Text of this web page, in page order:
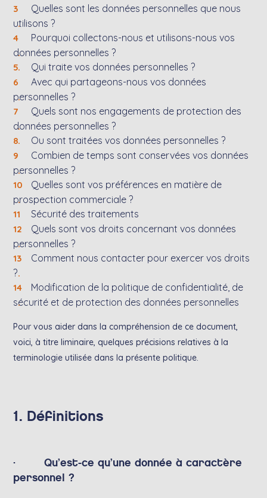
Quelles sont les données personnelles que nous
utilisons ?
Pourquoi collectons-nous et utilisons-nous vos
données personnelles ?
Qui traite vos données personnelles ?
Avec qui partageons-nous vos données
personnelles ?
Quels sont nos engagements de protection des
données personnelles ?
Ou sont traitées vos données personnelles ?
Combien de temps sont conservées vos données
personnelles ?
Quelles sont vos préférences en matière de
prospection commerciale ?
Sécurité des traitements
Quels sont vos droits concernant vos données
personnelles ?
Comment nous contacter pour exercer vos droits
?
Modification de la politique de confidentialité, de
sécurité et de protection des données personnelles
Pour vous aider dans la compréhension de ce document,
voici, à titre liminaire, quelques précisions relatives à la
terminologie utilisée dans la présente politique.
1. Définitions
· Qu’est-ce qu’une donnée à caractère
personnel ?